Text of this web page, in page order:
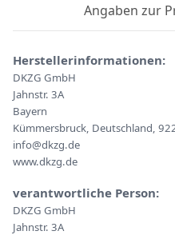
Angaben zur
Herstellerinformationen:
DKZG GmbH
Jahnstr. 3A
Bayern
Kümmersbruck, Deutschland,
info@dkzg.de
www.dkzg.de
verantwortliche Person:
DKZG GmbH
Jahnstr. 3A